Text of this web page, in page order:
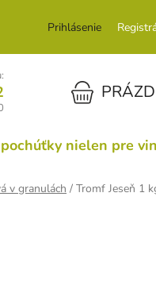
Prihlásenie
NÁKUPNÝ KOŠÍK
nielen pre
v granulách / Tromf Jeseň 1